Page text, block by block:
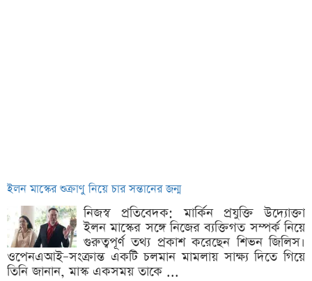
ইলন মাস্কের শুক্রাণু নিয়ে চার সন্তানের জন্ম
নিজস্ব প্রতিবেদক: মার্কিন প্রযুক্তি উদ্যোক্তা
ইলন মাস্কের সঙ্গে নিজের ব্যক্তিগত সম্পর্ক নিয়ে
গুরুত্বপূর্ণ তথ্য প্রকাশ করেছেন শিভন জিলিস।
ওপেনএআই–সংক্রান্ত একটি চলমান মামলায় সাক্ষ্য দিতে গিয়ে
তিনি জানান, মাস্ক একসময় তাকে ...